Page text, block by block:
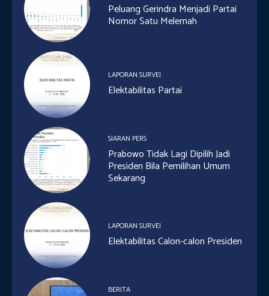
Peluang Gerindra Menjadi Partai
Nomor Satu Melemah
LAPORAN SURVEI
Elektabilitas Partai
SIARAN PERS
Prabowo Tidak Lagi Dipilih Jadi
Presiden Bila Pemilihan Umum
Sekarang
LAPORAN SURVEI
Elektabilitas Calon-calon Presiden
BERITA